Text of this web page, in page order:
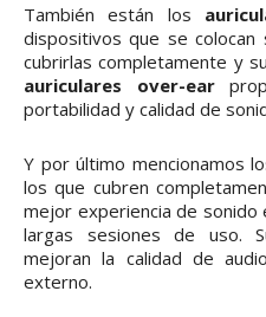
También están los
dispositivos que se
cubrirlas completamente y
auriculares over-ear
portabilidad y calidad de
Y por último mencionamos
los que cubren
mejor experiencia de sonido
largas sesiones de uso.
mejoran la calidad de
externo.